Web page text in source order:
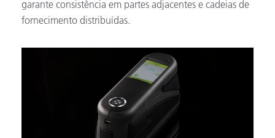
garante consistência em partes adjacentes e cadeias de
fornecimento distribuídas.